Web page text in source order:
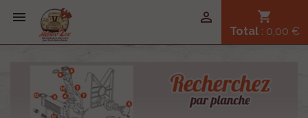
 shopping_cart
Total : 0,00 €
